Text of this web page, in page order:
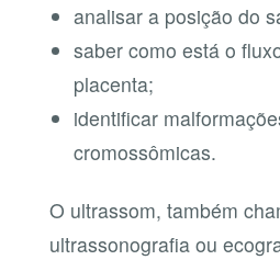
analisar a posição do
saber como está o
placenta;
identificar
cromossômicas.
O ultrassom, também
ultrassonografia ou